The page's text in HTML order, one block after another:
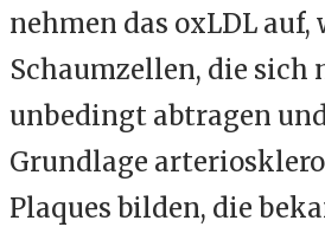
nehmen das oxLDL auf,
Schaumzellen, die sich
unbedingt abtragen
Grundlage
Plaques bilden, die